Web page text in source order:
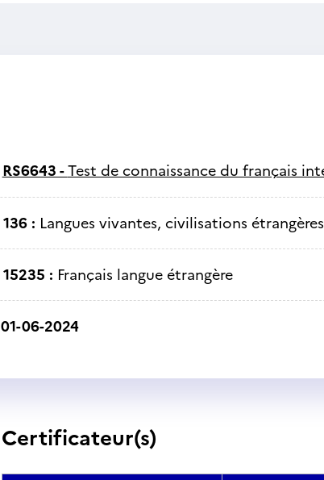
RS6643 -Test de connaissance du français
136 : Langues vivantes, civilisations
15235 : Français langue étrangère
01-06-2024
Certificateur(s)